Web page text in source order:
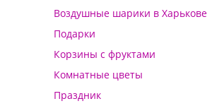
Воздушные шарики в Харькове
Подарки
Корзины с фруктами
Комнатные цветы
Праздник